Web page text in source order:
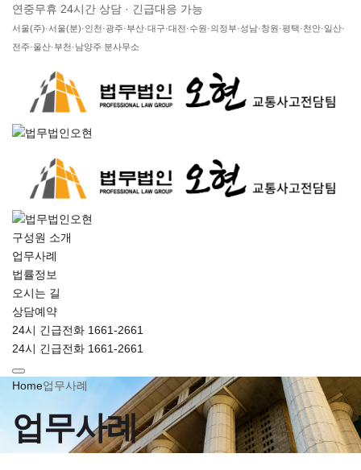
연중무휴 24시간 상담 · 긴급대응 가능
서울(주)·서울(분)·인천·광주·부산·대구·대전·수원·의정부·성남·창원·평택·천안·일산·
전주·울산·부천·남양주 분사무소
구성원 소개
업무사례
법률정보
오시는 길
상담예약
24시 긴급전화 1661-2661
24시 긴급전화 1661-2661
Home업무사례
업무사례